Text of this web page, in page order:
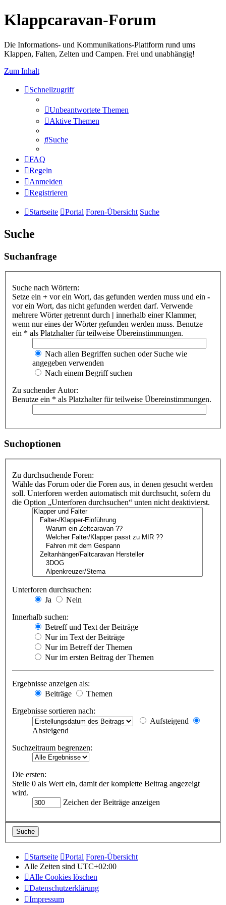
Klappcaravan-Forum
Die Informations- und Kommunikations-Plattform rund ums
Klappen, Falten, Zelten und Campen. Frei und unabhängig!
Zum Inhalt
Schnellzugriff
Unbeantwortete Themen
Aktive Themen
Suche
FAQ
Regeln
Anmelden
Registrieren
Startseite Portal Foren-Übersicht Suche
Suche
Suchanfrage
Suche nach Wörtern:
Setze ein + vor ein Wort, das gefunden werden muss und ein -
vor ein Wort, das nicht gefunden werden darf. Verwende
mehrere Wörter getrennt durch | innerhalb einer Klammer,
wenn nur eines der Wörter gefunden werden muss. Benutze
ein * als Platzhalter für teilweise Übereinstimmungen.
Nach allen Begriffen suchen oder Suche wie
angegeben verwenden
Nach einem Begriff suchen
Zu suchender Autor:
Benutze ein * als Platzhalter für teilweise Übereinstimmungen.
Suchoptionen
Zu durchsuchende Foren:
Wähle das Forum oder die Foren aus, in denen gesucht werden
soll. Unterforen werden automatisch mit durchsucht, sofern du
die Option „Unterforen durchsuchen“ unten nicht deaktivierst.
Unterforen durchsuchen:
Ja
Nein
Innerhalb suchen:
Betreff und Text der Beiträge
Nur im Text der Beiträge
Nur im Betreff der Themen
Nur im ersten Beitrag der Themen
Ergebnisse anzeigen als:
Beiträge
Themen
Ergebnisse sortieren nach:
Aufsteigend
Absteigend
Suchzeitraum begrenzen:
Die ersten:
Stelle 0 als Wert ein, damit der komplette Beitrag angezeigt
wird.
Zeichen der Beiträge anzeigen
Startseite Portal Foren-Übersicht
Alle Zeiten sind UTC+02:00
Alle Cookies löschen
Datenschutzerklärung
Impressum